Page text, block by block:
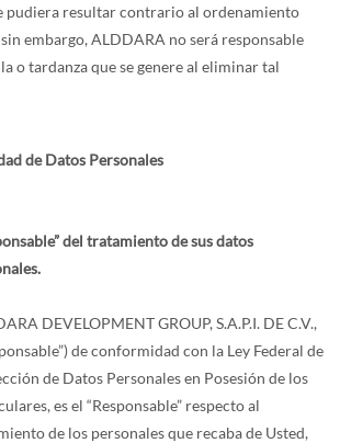
pudiera resultar contrario al ordenamiento
embargo, ALDDARA no será responsable
o tardanza que se genere al eliminar tal
de Datos Personales
del tratamiento de sus datos
DEVELOPMENT GROUP, S.A.P.I. DE C.V.,
de conformidad con la Ley Federal de
de Datos Personales en Posesión de los
es el “Responsable” respecto al
de los personales que recaba de Usted,